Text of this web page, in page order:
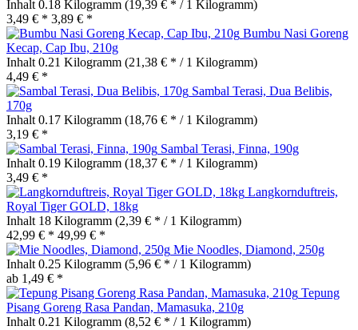
Inhalt 0.18 Kilogramm (19,39 € * / 1 Kilogramm)
3,49 € * 3,89 € *
Bumbu Nasi Goreng
Kecap, Cap Ibu, 210g
Inhalt 0.21 Kilogramm (21,38 € * / 1 Kilogramm)
4,49 € *
Sambal Terasi, Dua Belibis,
170g
Inhalt 0.17 Kilogramm (18,76 € * / 1 Kilogramm)
3,19 € *
Sambal Terasi, Finna, 190g
Inhalt 0.19 Kilogramm (18,37 € * / 1 Kilogramm)
3,49 € *
Langkornduftreis,
Royal Tiger GOLD, 18kg
Inhalt 18 Kilogramm (2,39 € * / 1 Kilogramm)
42,99 € * 49,99 € *
Mie Noodles, Diamond, 250g
Inhalt 0.25 Kilogramm (5,96 € * / 1 Kilogramm)
ab 1,49 € *
Tepung
Pisang Goreng Rasa Pandan, Mamasuka, 210g
Inhalt 0.21 Kilogramm (8,52 € * / 1 Kilogramm)